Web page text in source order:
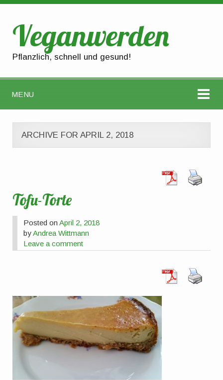
Veganwerden
Pflanzlich, schnell und gesund!
MENU
ARCHIVE FOR APRIL 2, 2018
Tofu-Torte
Posted onApril 2, 2018
byAndrea Wittmann
Leave a comment